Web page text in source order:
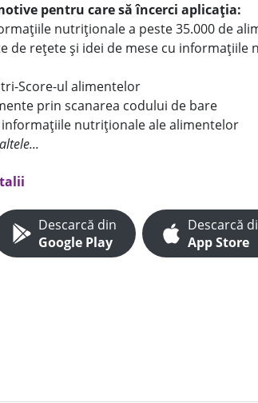
pentru care să încerci aplicația:
nutriționale a peste 35.000 de
de rețete și idei de mese cu informațiile
Score-ul alimentelor
prin scanarea codului de bare
nutriționale ale alimentelor
Descarcă din
Google Play
Descarcă
App Store